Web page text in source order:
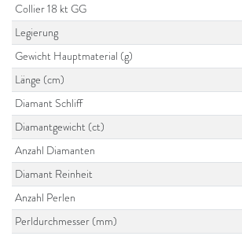
Collier 18 kt GG
Legierung
Gewicht Hauptmaterial (g)
Länge (cm)
Diamant Schliff
Diamantgewicht (ct)
Anzahl Diamanten
Diamant Reinheit
Anzahl Perlen
Perldurchmesser (mm)